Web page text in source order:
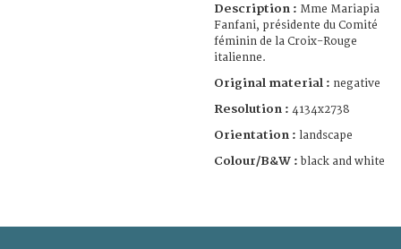
Description : Mme Mariapia
Fanfani, présidente du Comité
féminin de la Croix-Rouge
italienne.
Original material : negative
Resolution : 4134x2738
Orientation : landscape
Colour/B&W : black and white